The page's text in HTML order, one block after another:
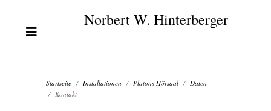
Norbert W. Hinterberger
Startseite Installationen Platons Hörsaal
Daten
Kontakt